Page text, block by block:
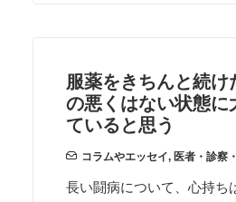
服薬をきちんと続け
の悪くはない状態に
ていると思う
コラムやエッセイ, 医者・診察
長い闘病について、心持ち